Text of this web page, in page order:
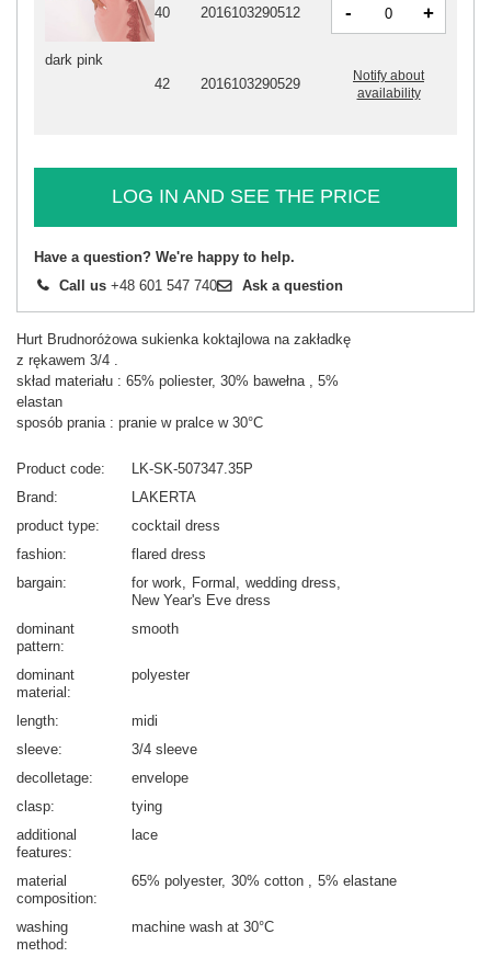
dark pink
40 2016103290512 - +
42 2016103290529
Notify about
availability
LOG IN AND SEE THE PRICE
Have a question? We're happy to help.
Call us +48 601 547 740 Ask a question
Hurt Brudnoróżowa sukienka koktajlowa na zakładkę
z rękawem 3/4 .
skład materiału : 65% poliester, 30% bawełna , 5%
elastan
sposób prania : pranie w pralce w 30°C
Product code
LK-SK-507347.35P
Brand
LAKERTA
product type
cocktail dress
fashion
flared dress
bargain
for work Formal
wedding dress
New Year's Eve dress
dominant
pattern
smooth
dominant
material
polyester
length
midi
sleeve
3/4 sleeve
decolletage
envelope
clasp
tying
additional
features
lace
material
composition
65% polyester 30% cotton 5% elastane
washing
method
machine wash at 30°C